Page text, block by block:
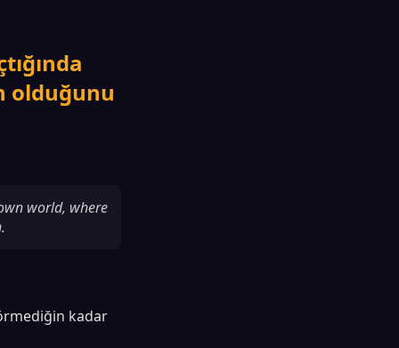
olduğunu
world, where
kadar